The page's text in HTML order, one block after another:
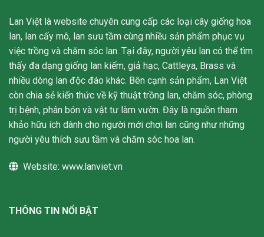
Lan Việt là website chuyên cung cấp các loại cây giống hoa
lan, lan cấy mô, lan sưu tầm cùng nhiều sản phẩm phục vụ
việc trồng và chăm sóc lan. Tại đây, người yêu lan có thể tìm
thấy đa dạng giống lan kiếm, giả hạc, Cattleya, Brass và
nhiều dòng lan độc đáo khác. Bên cạnh sản phẩm, Lan Việt
còn chia sẻ kiến thức về kỹ thuật trồng lan, chăm sóc, phòng
trị bệnh, phân bón và vật tư làm vườn. Đây là nguồn tham
khảo hữu ích dành cho người mới chơi lan cũng như những
người yêu thích sưu tầm và chăm sóc hoa lan.
Website: www.lanviet.vn
THÔNG TIN NỔI BẬT